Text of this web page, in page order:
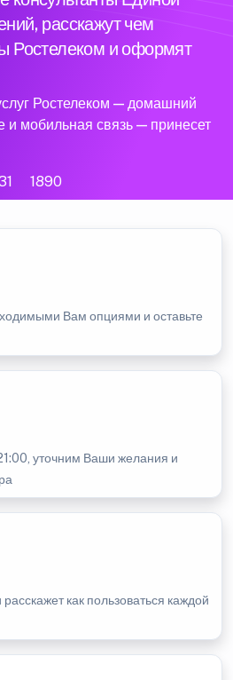
расскажут чем
Ростелеком и оформят
Ростелеком — домашний
и мобильная связь — принесет
1890
Вам опциями и оставьте
уточним Ваши желания и
как пользоваться каждой